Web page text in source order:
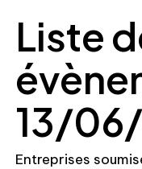
Liste
13/
Entreprises